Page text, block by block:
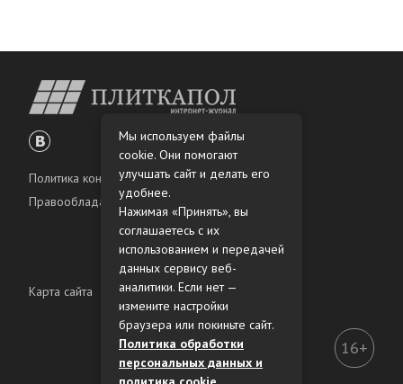
Политика конфиденциальности
Правообладателям
Карта сайта
16+
Мы используем файлы
cookie. Они помогают
улучшать сайт и делать его
удобнее.
Нажимая «Принять», вы
соглашаетесь с их
использованием и передачей
данных сервису веб-
аналитики. Если нет —
измените настройки
браузера или покиньте сайт.
Политика обработки
персональных данных и